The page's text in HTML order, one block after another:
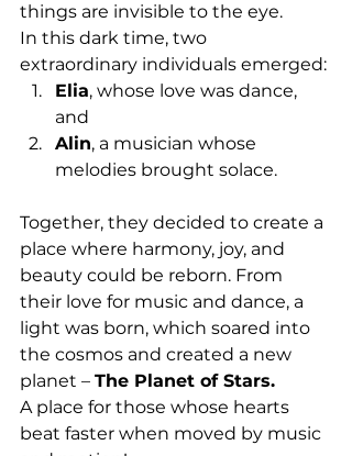
things are invisible to the eye.
In this dark time, two
extraordinary individuals emerged:
Elia, whose love was dance,
and
Alin, a musician whose
melodies brought solace.
Together, they decided to create a
place where harmony, joy, and
beauty could be reborn. From
their love for music and dance, a
light was born, which soared into
the cosmos and created a new
planet – The Planet of Stars.
A place for those whose hearts
beat faster when moved by music